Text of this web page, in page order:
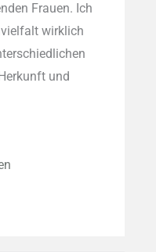
Frauen. Ich
wirklich
und